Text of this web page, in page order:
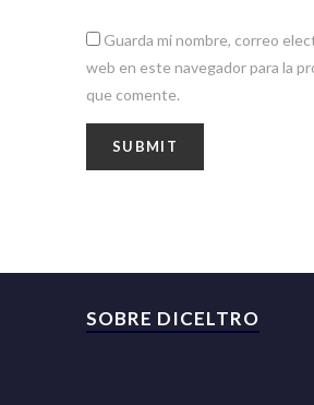
Guarda mi nombre, correo
web en este navegador para la
que comente.
SOBRE DICELTRO